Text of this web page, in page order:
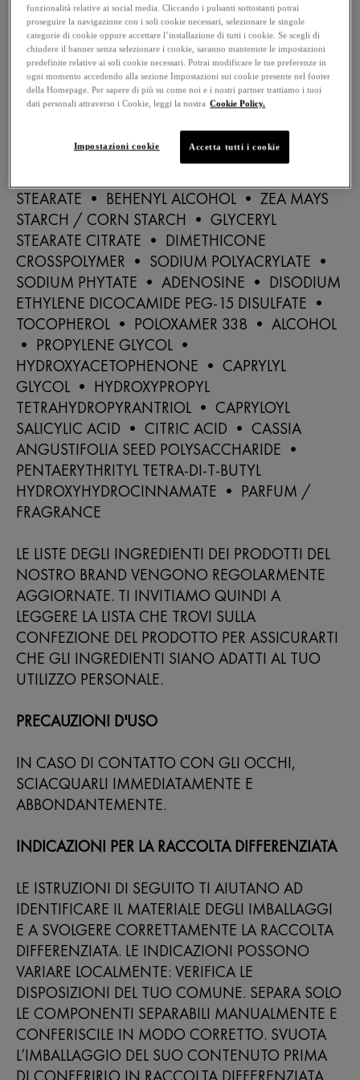
INCI
AQUA / WATER / EAU • GLYCERIN •
DIMETHICONE • BUTYROSPERMUM PARKII
BUTTER / SHEA BUTTER • ORYZA SATIVA BRAN
OIL / RICE BRAN OIL • NIACINAMIDE •
CETEARYL ALCOHOL • CETEARYL
ISONONANOATE • CARTHAMUS TINCTORIUS
STEARATE • BEHENYL ALCOHOL • ZEA MAYS
STARCH / CORN STARCH • GLYCERYL
STEARATE CITRATE • DIMETHICONE
CROSSPOLYMER • SODIUM POLYACRYLATE •
SODIUM PHYTATE • ADENOSINE • DISODIUM
ETHYLENE DICOCAMIDE PEG-15 DISULFATE •
TOCOPHEROL • POLOXAMER 338 • ALCOHOL
• PROPYLENE GLYCOL •
HYDROXYACETOPHENONE • CAPRYLYL
GLYCOL • HYDROXYPROPYL
TETRAHYDROPYRANTRIOL • CAPRYLOYL
SALICYLIC ACID • CITRIC ACID • CASSIA
ANGUSTIFOLIA SEED POLYSACCHARIDE •
PENTAERYTHRITYL TETRA-DI-T-BUTYL
HYDROXYHYDROCINNAMATE • PARFUM /
FRAGRANCE
LE LISTE DEGLI INGREDIENTI DEI PRODOTTI DEL
NOSTRO BRAND VENGONO REGOLARMENTE
AGGIORNATE. TI INVITIAMO QUINDI A
LEGGERE LA LISTA CHE TROVI SULLA
CONFEZIONE DEL PRODOTTO PER ASSICURARTI
CHE GLI INGREDIENTI SIANO ADATTI AL TUO
UTILIZZO PERSONALE.
PRECAUZIONI D'USO
IN CASO DI CONTATTO CON GLI OCCHI,
SCIACQUARLI IMMEDIATAMENTE E
ABBONDANTEMENTE.
INDICAZIONI PER LA RACCOLTA DIFFERENZIATA
LE ISTRUZIONI DI SEGUITO TI AIUTANO AD
IDENTIFICARE IL MATERIALE DEGLI IMBALLAGGI
E A SVOLGERE CORRETTAMENTE LA RACCOLTA
DIFFERENZIATA. LE INDICAZIONI POSSONO
VARIARE LOCALMENTE: VERIFICA LE
DISPOSIZIONI DEL TUO COMUNE. SEPARA SOLO
LE COMPONENTI SEPARABILI MANUALMENTE E
CONFERISCILE IN MODO CORRETTO. SVUOTA
L’IMBALLAGGIO DEL SUO CONTENUTO PRIMA
DI CONFERIRLO IN RACCOLTA DIFFERENZIATA.
funzionalità relative ai social media. Cliccando i pulsanti sottostanti potrai
proseguire la navigazione con i soli cookie necessari, selezionare le singole
categorie di cookie oppure accettare l’installazione di tutti i cookie. Se scegli di
chiudere il banner senza selezionare i cookie, saranno mantenute le impostazioni
predefinite relative ai soli cookie necessari. Potrai modificare le tue preferenze in
ogni momento accedendo alla sezione Impostazioni sui cookie presente nel footer
della Homepage. Per sapere di più su come noi e i nostri partner trattiamo i tuoi
dati personali attraverso i Cookie, leggi la nostra Cookie Policy.
Impostazioni cookie Accetta tutti i cookie